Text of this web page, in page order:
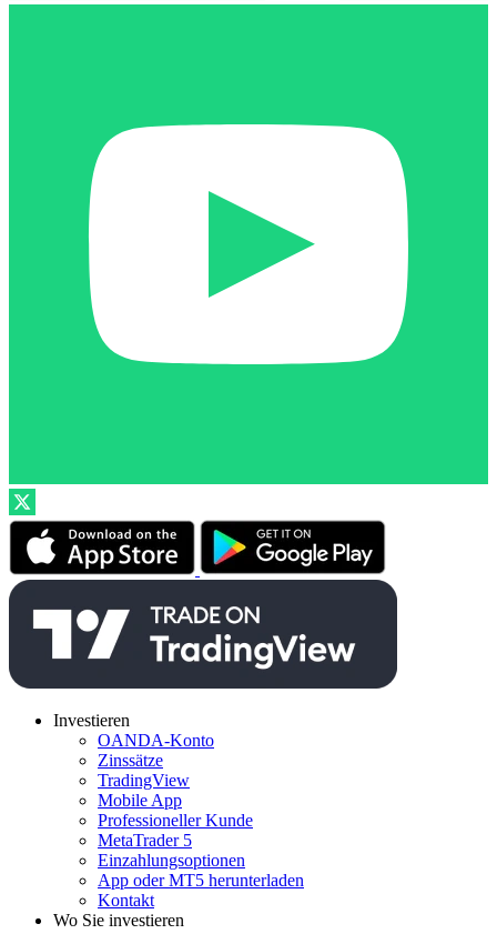
Investieren
OANDA-Konto
Zinssätze
TradingView
Mobile App
Professioneller Kunde
MetaTrader 5
Einzahlungsoptionen
App oder MT5 herunterladen
Kontakt
Wo Sie investieren